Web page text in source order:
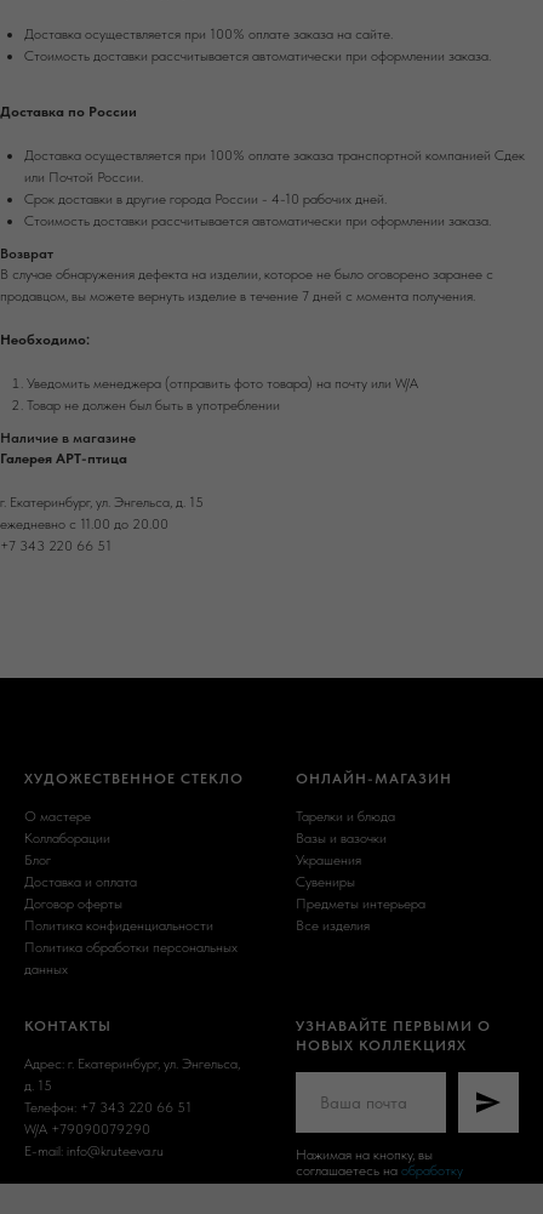
Доставка осуществляется при 100% оплате заказа на сайте.
Стоимость доставки рассчитывается автоматически при оформлении заказа.
Доставка по России
Доставка осуществляется при 100% оплате заказа транспортной компанией Сдек
или Почтой России.
Срок доставки в другие города России - 4-10 рабочих дней.
Стоимость доставки рассчитывается автоматически при оформлении заказа.
Возврат
В случае обнаружения дефекта на изделии, которое не было оговорено заранее с
продавцом, вы можете вернуть изделие в течение 7 дней с момента получения.
Необходимо:
Уведомить менеджера (отправить фото товара) на почту или W/А
Товар не должен был быть в употреблении
Наличие в магазине
Галерея АРТ-птица
г. Екатеринбург, ул. Энгельса, д. 15
ежедневно с 11.00 до 20.00
+7 343 220 66 51
ХУДОЖЕСТВЕННОЕ СТЕКЛО
О мастере
Коллаборации
Блог
Доставка и оплата
Договор оферты
Политика конфиденциальности
Политика обработки персональных
данных
ОНЛАЙН-МАГАЗИН
Тарелки и блюда
Вазы и вазочки
Украшения
Сувениры
Предметы интерьера
Все изделия
КОНТАКТЫ
Адрес: г. Екатеринбург, ул. Энгельса,
д. 15
Телефон: +7 343 220 66 51
W/A +79090079290
E-mail: info@kruteeva.ru
УЗНАВАЙТЕ ПЕРВЫМИ О
НОВЫХ КОЛЛЕКЦИЯХ
Нажимая на кнопку, вы
соглашаетесь на обработку
персональных данныхи получение